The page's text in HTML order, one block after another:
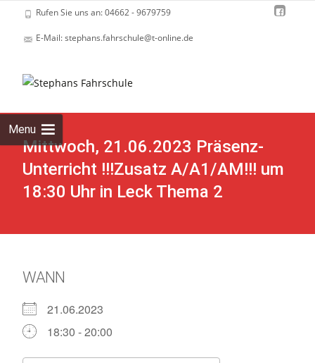
Rufen Sie uns an: 04662 - 9679759
E-Mail: stephans.fahrschule@t-online.de
Menu
Mittwoch, 21.06.2023 Präsenz-
Unterricht !!!Zusatz A/A1/AM!!! um
18:30 Uhr in Leck Thema 2
WANN
21.06.2023
18:30 - 20:00